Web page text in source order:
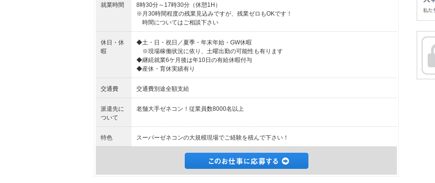
就業時間
8時30分～17時30分（休憩1H）
※月30時間程度の残業見込みですが、残業ゼロもOKです！
時間についてはご相談下さい
休日・休
暇
◆土・日・祝日／夏季・年末年始・GW休暇
※現場稼働状況に依り、土曜出勤の可能性も有ります
◆継続就業6ケ月後は年10日の有給休暇付与
◆産休・育休実績有り
交通費 交通費別途全額支給
派遣先に
ついて
老舗大手ゼネコン！従業員数8000名以上
特色 スーパーゼネコンの大規模現場でご経験を積んで下さい！